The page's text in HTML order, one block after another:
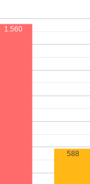
1.560
588